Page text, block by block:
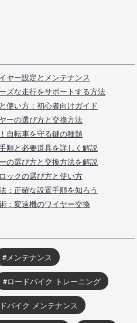
ヤー設定とメンテナンス
ズな走行をサポートする方法
使い方：初心者向けガイド
ーの選び方と交換方法
自転車を守る鍵の種類
順と必要道具を詳しく解説
の選び方と交換方法を解説
ックの選び方と使い方
：正確な設置手順を知ろう
：変速機のワイヤー交換
メンテナンス
ロードバイク トレーニング
バイク メンテナンス